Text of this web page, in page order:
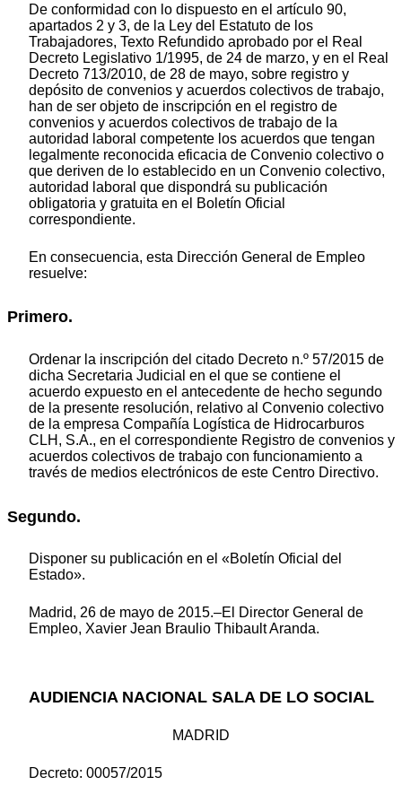
De conformidad con lo dispuesto en el artículo 90,
apartados 2 y 3, de la Ley del Estatuto de los
Trabajadores, Texto Refundido aprobado por el Real
Decreto Legislativo 1/1995, de 24 de marzo, y en el Real
Decreto 713/2010, de 28 de mayo, sobre registro y
depósito de convenios y acuerdos colectivos de trabajo,
han de ser objeto de inscripción en el registro de
convenios y acuerdos colectivos de trabajo de la
autoridad laboral competente los acuerdos que tengan
legalmente reconocida eficacia de Convenio colectivo o
que deriven de lo establecido en un Convenio colectivo,
autoridad laboral que dispondrá su publicación
obligatoria y gratuita en el Boletín Oficial
correspondiente.
En consecuencia, esta Dirección General de Empleo
resuelve:
Primero.
Ordenar la inscripción del citado Decreto n.º 57/2015 de
dicha Secretaria Judicial en el que se contiene el
acuerdo expuesto en el antecedente de hecho segundo
de la presente resolución, relativo al Convenio colectivo
de la empresa Compañía Logística de Hidrocarburos
CLH, S.A., en el correspondiente Registro de convenios y
acuerdos colectivos de trabajo con funcionamiento a
través de medios electrónicos de este Centro Directivo.
Segundo.
Disponer su publicación en el «Boletín Oficial del
Estado».
Madrid, 26 de mayo de 2015.–El Director General de
Empleo, Xavier Jean Braulio Thibault Aranda.
AUDIENCIA NACIONAL SALA DE LO SOCIAL
MADRID
Decreto: 00057/2015